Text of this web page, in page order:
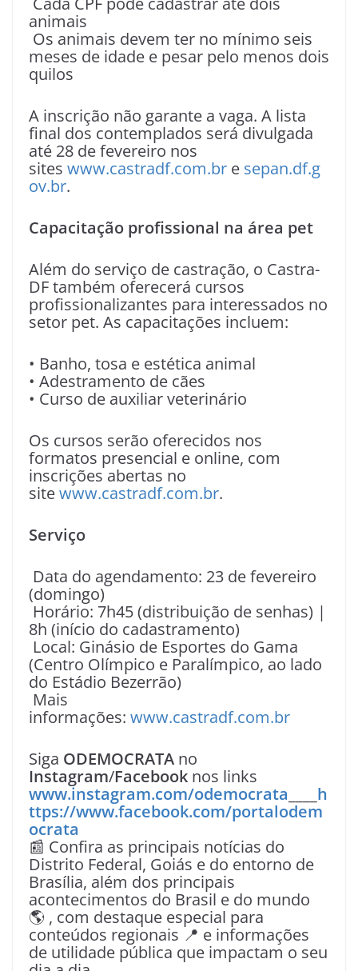
animais
Os animais devem ter no mínimo seis
meses de idade e pesar pelo menos dois
quilos
A inscrição não garante a vaga. A lista
final dos contemplados será divulgada
até 28 de fevereiro nos
sites www.castradf.com.br e sepan.df.g
ov.br.
Capacitação profissional na área pet
Além do serviço de castração, o Castra-
DF também oferecerá cursos
profissionalizantes para interessados no
setor pet. As capacitações incluem:
• Banho, tosa e estética animal
• Adestramento de cães
• Curso de auxiliar veterinário
Os cursos serão oferecidos nos
formatos presencial e online, com
inscrições abertas no
sitewww.castradf.com.br.
Serviço
Data do agendamento: 23 de fevereiro
(domingo)
Horário: 7h45 (distribuição de senhas) |
8h (início do cadastramento)
Local: Ginásio de Esportes do Gama
(Centro Olímpico e Paralímpico, ao lado
do Estádio Bezerrão)
Mais
informações: www.castradf.com.br
Siga ODEMOCRATA no
Instagram/Facebook nos links
www.instagram.com/odemocrata
h
ttps://www.facebook.com/portalodem
ocrata
📰 Confira as principais notícias do
Distrito Federal, Goiás e do entorno de
Brasília, além dos principais
acontecimentos do Brasil e do mundo
🌎 , com destaque especial para
conteúdos regionais 📍 e informações
de utilidade pública que impactam o seu